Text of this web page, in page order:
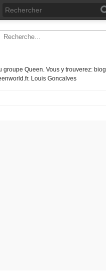
Queen. Vous y trouverez:
Louis Goncalves